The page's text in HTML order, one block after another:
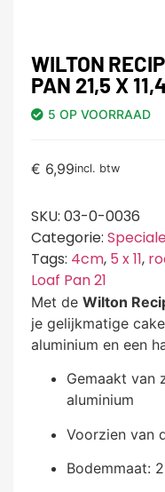
WILTON
PAN 21,5 X
5 OP VOORRAAD
€ 6,99incl. btw
SKU: 03-0-0036
Categorie:
Tags: 4cm, 5 x 11,
Loaf Pan 21
Met de Wilton
je gelijkmatige
aluminium en een
Gemaakt van
aluminium
Voorzien van
Bodemmaat: